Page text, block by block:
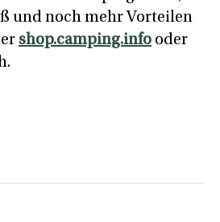
und noch mehr Vorteilen
shop.camping.info oder